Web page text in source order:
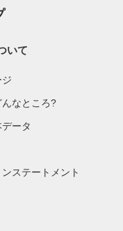
いて
なところ?
ータ
ステートメント